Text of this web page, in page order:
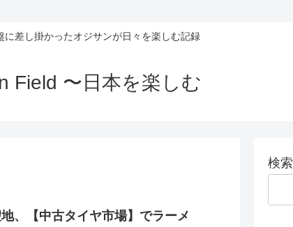
に差し掛かったオジサンが日々を楽しむ記録
Field 〜日本を楽しむ
、【中古タイヤ市場】でラーメ
検索